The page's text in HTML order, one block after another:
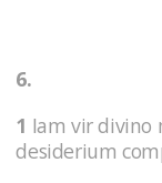
6.
1 Iam vir divino
desiderium